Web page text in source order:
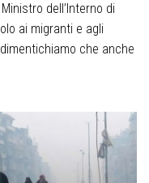
dell’Interno di
ai migranti e agli
che anche